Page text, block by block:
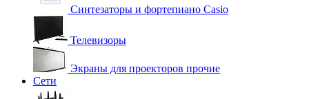
Синтезаторы и фортепиано Casio
Телевизоры
Экраны для проекторов прочие
Сети